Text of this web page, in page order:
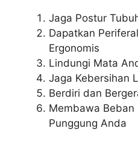
Jaga Postur
Dapatkan
Ergonomis
Lindungi Mata
Jaga Kebersihan
Berdiri dan
Membawa
Punggung Anda